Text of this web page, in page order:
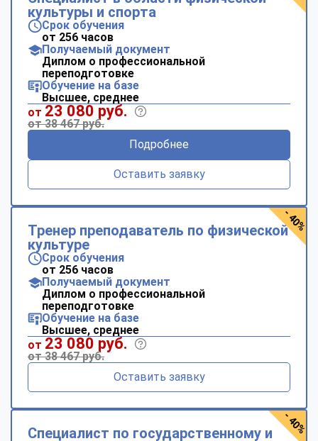
культуры и спорта
Срок обучения
от 256 часов
Получаемый документ
Диплом о профессиональной
переподготовке
Обучение на базе
Высшее, среднее
от 23 080 руб.
от 38 467 руб.
Подробнее
Оставить заявку
Тренер преподаватель по физической
культуре
Срок обучения
от 256 часов
Получаемый документ
Диплом о профессиональной
переподготовке
Обучение на базе
Высшее, среднее
от 23 080 руб.
от 38 467 руб.
Оставить заявку
- 40%
Специалист по государственному и - 40%